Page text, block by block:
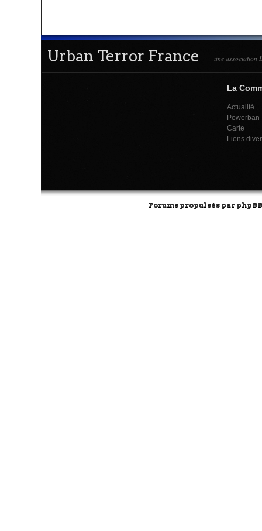
Urban Terror France une association
La
Actualité
Powerban
Carte
Liens
Forums propulsés par phpBB